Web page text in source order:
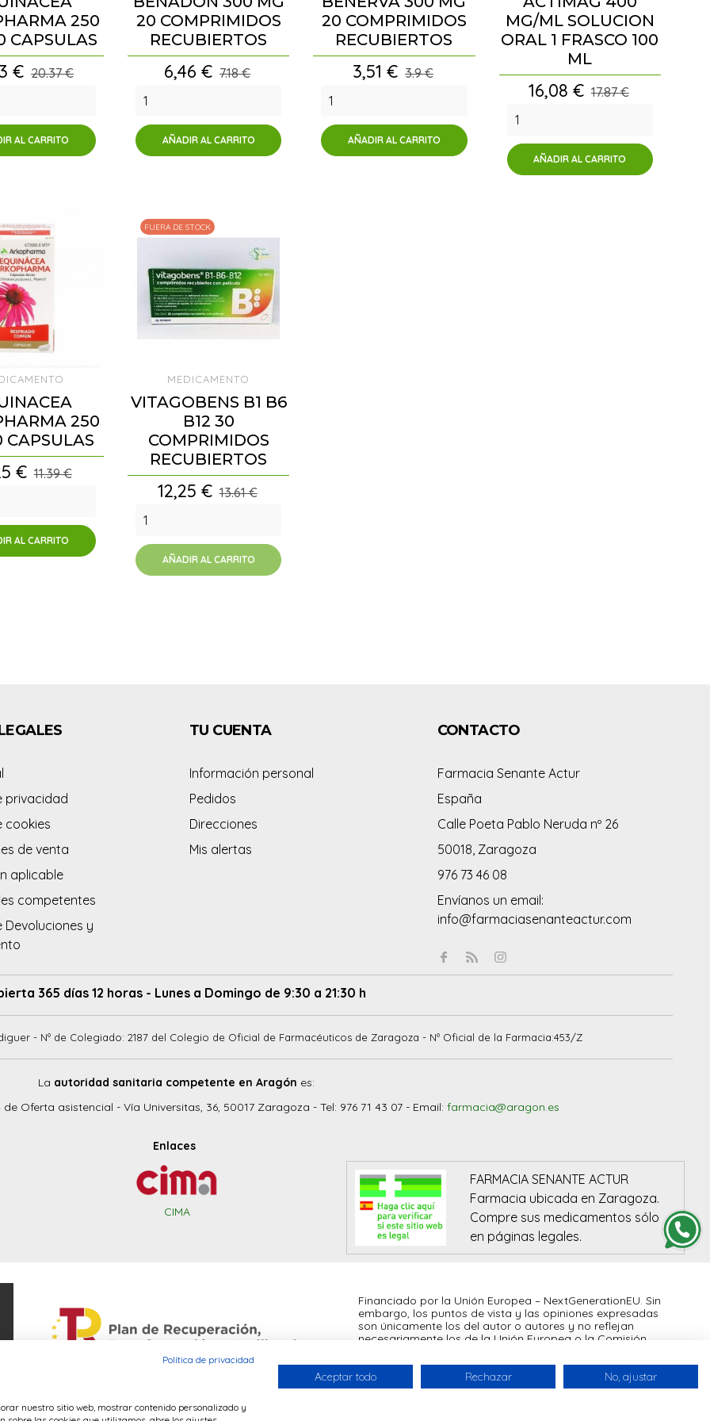
250
CAPSULAS
€ 20.37 €
AL CARRITO
20 COMPRIMIDOS
RECUBIERTOS
Precio
6,46 € 7.18 €
AÑADIR AL CARRITO
20 COMPRIMIDOS
RECUBIERTOS
Precio
3,51 € 3.9 €
AÑADIR AL CARRITO
MG/ML SOLUCION
ORAL 1 FRASCO 100
ML
Precio
16,08 € 17.87 €
AÑADIR AL CARRITO
250
CAPSULAS
€ 11.39 €
AL CARRITO
MEDICAMENTO
VITAGOBENS B1 B6
B12 30
COMPRIMIDOS
RECUBIERTOS
Precio
12,25 € 13.61 €
AÑADIR AL CARRITO
FUERA DE STOCK
privacidad
cookies
de venta
aplicable
competentes
Devoluciones y
TU CUENTA
Información personal
Pedidos
Direcciones
Mis alertas
CONTACTO
Farmacia Senante Actur
España
Calle Poeta Pablo Neruda nº 26
50018, Zaragoza
976 73 46 08
Envíanos un email:
info@farmaciasenanteactur.com
365 días 12 horas - Lunes a Domingo de 9:30 a 21:30 h
- Nº de Colegiado: 2187 del Colegio de Oficial de Farmacéuticos de Zaragoza - Nº Oficial de la Farmacia:453/Z
La autoridad sanitaria competente en Aragón es:
de Oferta asistencial - Vía Universitas, 36, 50017 Zaragoza - Tel: 976 71 43 07 - Email: farmacia@aragon.es
Enlaces
CIMA
FARMACIA SENANTE ACTUR
Farmacia ubicada en Zaragoza.
Compre sus medicamentos sólo
en páginas legales.
Financiado por la Unión Europea – NextGenerationEU. Sin
embargo, los puntos de vista y las opiniones expresadas
son únicamente los del autor o autores y no reflejan
necesariamente los de la Unión Europea o la Comisión
pueden ser consideradas responsables de las mismas
Política de privacidad
nuestro sitio web, mostrar contenido personalizado y
Aceptar todo Rechazar No, ajustar